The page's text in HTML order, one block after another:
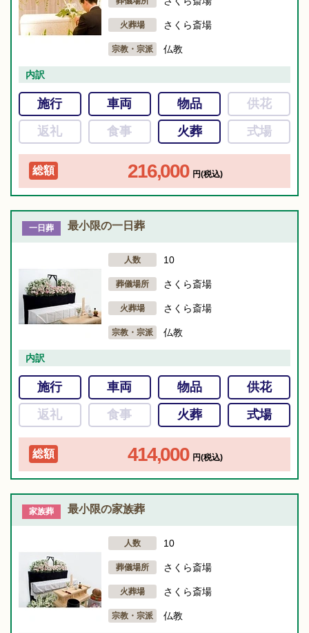
火葬場 さくら斎場
宗教・宗派 仏教
内訳
施行 車両 物品
供花
返礼
食事 火葬 式場
総額 216,000 円(税込)
一日葬 最小限の一日葬
人数 10
葬儀場所 さくら斎場
火葬場 さくら斎場
宗教・宗派 仏教
内訳
施行 車両 物品
供花
返礼
食事 火葬 式場
総額 414,000 円(税込)
家族葬 最小限の家族葬
人数 10
葬儀場所 さくら斎場
火葬場 さくら斎場
宗教・宗派 仏教